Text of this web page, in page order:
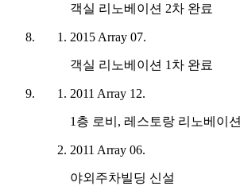
객실 리노베이션 2차 완료
2015 Array 07.
객실 리노베이션 1차 완료
2011 Array 12.
1층 로비, 레스토랑 리노베이션
2011 Array 06.
야외주차빌딩 신설